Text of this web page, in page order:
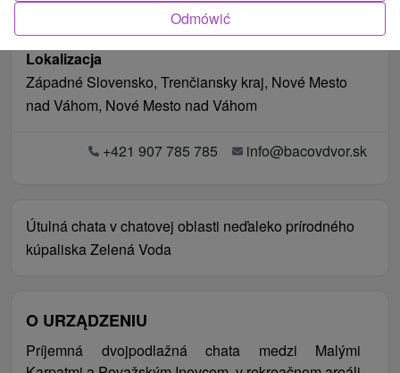
Lokalizacja
Západné Slovensko, Trenčiansky kraj, Nové Mesto
nad Váhom, Nové Mesto nad Váhom
+421 907 785 785 info@bacovdvor.sk
Útulná chata v chatovej oblasti neďaleko prírodného
kúpaliska Zelená Voda
O URZĄDZENIU
Príjemná dvojpodlažná chata medzi Malými
Odmówić